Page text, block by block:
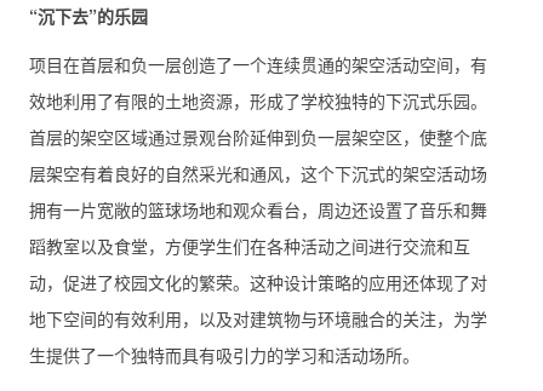
“沉下去”的乐园
项目在首层和负一层创造了一个连续贯通的架空活动空间，有
效地利用了有限的土地资源，形成了学校独特的下沉式乐园。
首层的架空区域通过景观台阶延伸到负一层架空区，使整个底
层架空有着良好的自然采光和通风，这个下沉式的架空活动场
拥有一片宽敞的篮球场地和观众看台，周边还设置了音乐和舞
蹈教室以及食堂，方便学生们在各种活动之间进行交流和互
动，促进了校园文化的繁荣。这种设计策略的应用还体现了对
地下空间的有效利用，以及对建筑物与环境融合的关注，为学
生提供了一个独特而具有吸引力的学习和活动场所。